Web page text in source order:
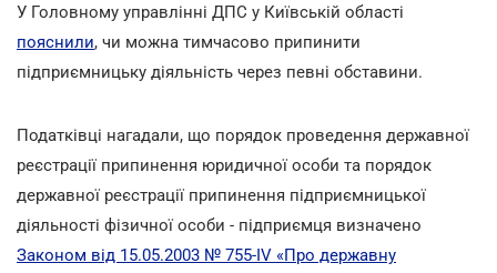
У Головному управлінні ДПС у Київській області
пояснили, чи можна тимчасово припинити
підприємницьку діяльність через певні обставини.
Податківці нагадали, що порядок проведення державної
реєстрації припинення юридичної особи та порядок
державної реєстрації припинення підприємницької
діяльності фізичної особи - підприємця визначено
Законом від 15.05.2003 № 755-IV «Про державну